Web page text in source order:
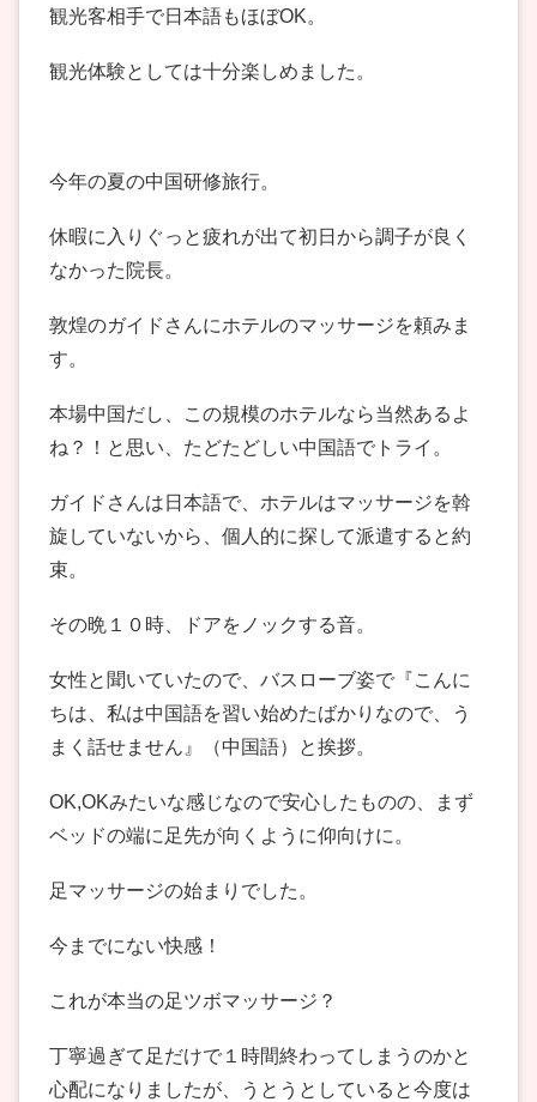
観光客相手で日本語もほぼOK。
観光体験としては十分楽しめました。
今年の夏の中国研修旅行。
休暇に入りぐっと疲れが出て初日から調子が良く
なかった院長。
敦煌のガイドさんにホテルのマッサージを頼みま
す。
本場中国だし、この規模のホテルなら当然あるよ
ね？！と思い、たどたどしい中国語でトライ。
ガイドさんは日本語で、ホテルはマッサージを斡
旋していないから、個人的に探して派遣すると約
束。
その晩１０時、ドアをノックする音。
女性と聞いていたので、バスローブ姿で『こんに
ちは、私は中国語を習い始めたばかりなので、う
まく話せません』（中国語）と挨拶。
OK,OKみたいな感じなので安心したものの、まず
ベッドの端に足先が向くように仰向けに。
足マッサージの始まりでした。
今までにない快感！
これが本当の足ツボマッサージ？
丁寧過ぎて足だけで１時間終わってしまうのかと
心配になりましたが、うとうとしていると今度は